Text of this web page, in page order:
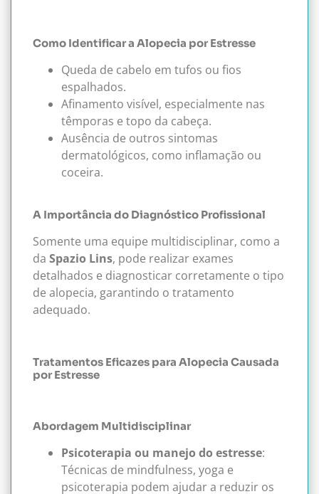
Como Identificar a Alopecia por Estresse
Queda de cabelo em tufos ou fios
espalhados.
Afinamento visível, especialmente nas
têmporas e topo da cabeça.
Ausência de outros sintomas
dermatológicos, como inflamação ou
coceira.
A Importância do Diagnóstico Profissional
Somente uma equipe multidisciplinar, como a
da Spazio Lins, pode realizar exames
detalhados e diagnosticar corretamente o tipo
de alopecia, garantindo o tratamento
adequado.
Tratamentos Eficazes para Alopecia Causada
por Estresse
Abordagem Multidisciplinar
Psicoterapia ou manejo do estresse:
Técnicas de mindfulness, yoga e
psicoterapia podem ajudar a reduzir os